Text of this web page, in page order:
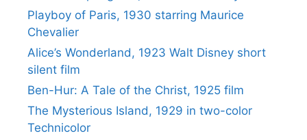
Playboy of Paris, 1930 starring Maurice
Chevalier
Alice’s Wonderland, 1923 Walt Disney short
silent film
Ben-Hur: A Tale of the Christ, 1925 film
The Mysterious Island, 1929 in two-color
Technicolor